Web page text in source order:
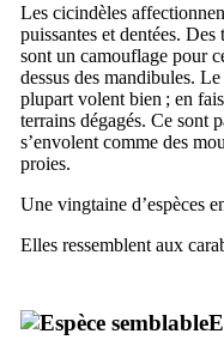
Les cicindèles
puissantes et dentées.
sont un camouflage pour
dessus des mandibules.
plupart volent bien ; en
terrains dégagés. Ce sont
s’envolent comme des
proies.
Une vingtaine d’espèces
Elles ressemblent aux